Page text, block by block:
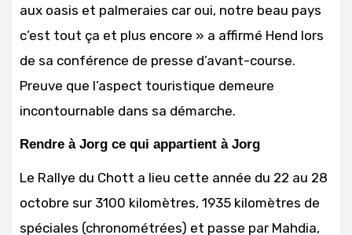
aux oasis et palmeraies car oui, notre beau pays
c’est tout ça et plus encore » a affirmé Hend lors
de sa conférence de presse d’avant-course.
Preuve que l’aspect touristique demeure
incontournable dans sa démarche.
Rendre à Jorg ce qui appartient à Jorg
Le Rallye du Chott a lieu cette année du 22 au 28
octobre sur 3100 kilomètres, 1935 kilomètres de
spéciales (chronométrées) et passe par Mahdia,